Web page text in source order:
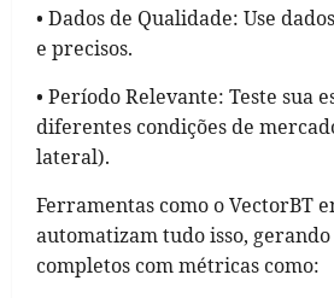
• Dados de Qualidade: Use
e precisos.
• Período Relevante: Teste sua
diferentes condições de
lateral).
Ferramentas como o VectorBT
automatizam tudo isso,
completos com métricas como: